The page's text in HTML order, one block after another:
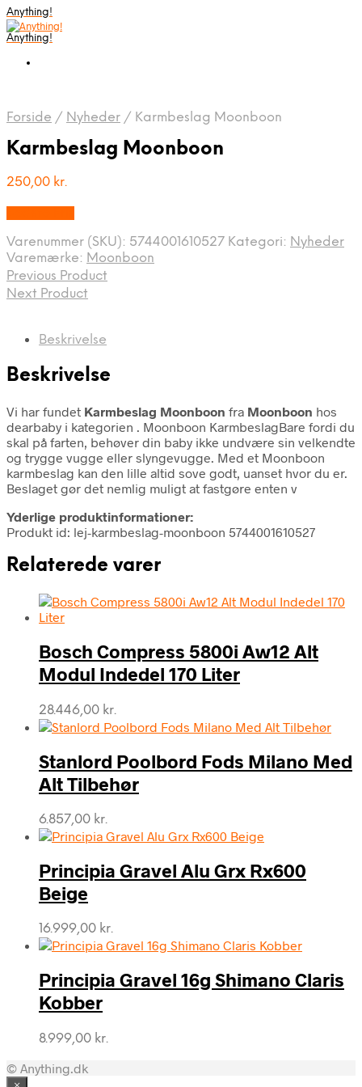
Anything!
Anything!
Forside / Nyheder / Karmbeslag Moonboon
Karmbeslag Moonboon
250,00 kr.
Varenummer (SKU): 5744001610527 Kategori: Nyheder
Varemærke: Moonboon
Previous Product
Next Product
Beskrivelse
Beskrivelse
Vi har fundet Karmbeslag Moonboon fra Moonboon hos
dearbaby i kategorien . Moonboon KarmbeslagBare fordi du
skal på farten, behøver din baby ikke undvære sin velkendte
og trygge vugge eller slyngevugge. Med et Moonboon
karmbeslag kan den lille altid sove godt, uanset hvor du er.
Beslaget gør det nemlig muligt at fastgøre enten v
Yderlige produktinformationer:
Produkt id: lej-karmbeslag-moonboon 5744001610527
Relaterede varer
Bosch Compress 5800i Aw12 Alt
Modul Indedel 170 Liter
28.446,00 kr.
Stanlord Poolbord Fods Milano Med
Alt Tilbehør
6.857,00 kr.
Principia Gravel Alu Grx Rx600
Beige
16.999,00 kr.
Principia Gravel 16g Shimano Claris
Kobber
8.999,00 kr.
© Anything.dk